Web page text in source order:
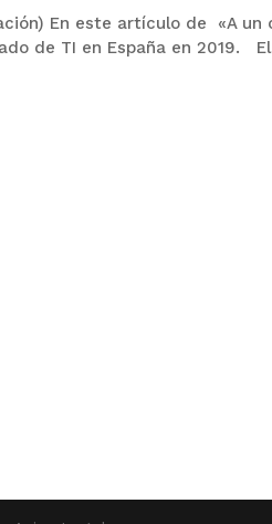
En este artículo de «A un
de TI en España en 2019. El